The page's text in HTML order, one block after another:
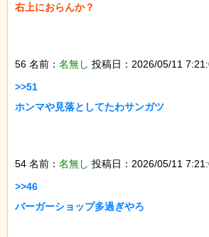
右上におらんか？
56 名前： 名無し 投稿日：2026/05/11
>>51
ホンマや見落としてたわサンガツ
54 名前： 名無し 投稿日：2026/05/11
>>46
バーガーショップ多過ぎやろ